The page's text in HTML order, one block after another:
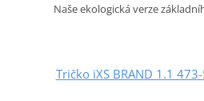
Naše ekologická verze
Tričko iXS BRAND 1.1